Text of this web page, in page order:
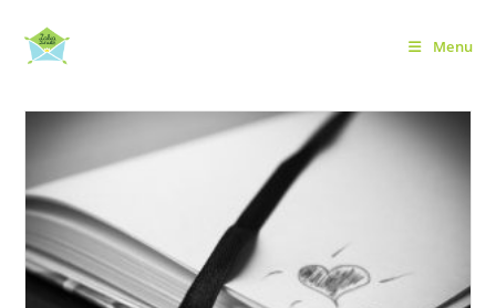
content
Menu